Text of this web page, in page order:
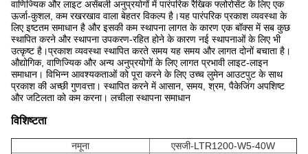
वाणिज्यिक और लाइट असेंबली अनुप्रयोगों में पारंपरिक रैखिक फ्लोरोसेंट के लिए एक
ऊर्जा-कुशल, कम रखरखाव वाला बेहतर विकल्प है।यह पारंपरिक प्रकाश व्यवस्था के
लिए इष्टतम समाधान है और इसकी कम स्थापना लागत के कारण एक बॉक्स में सब कुछ
स्थापित करने और स्थापना उपकरण-रहित होने के कारण नई स्थापनाओं के लिए भी
उत्कृष्ट है।प्रकाश व्यवस्था स्थापित करते समय यह समय और लागत दोनों बचाता है।
औद्योगिक, वाणिज्यिक और अन्य अनुप्रयोगों के लिए लागत प्रभावी लाइट-लाइन
समाधान। विभिन्न आवश्यकताओं को पूरा करने के लिए उच्च लुमेन आउटपुट के साथ
प्रकाश की अच्छी गुणवत्ता। स्थापित करने में आसान, समय, श्रम, पैकेजिंग अपशिष्ट
और जटिलता को कम करना। लचीला स्थापना समाधान
विशिष्टता
नमूना
एसजी-LTR1200-W5-40W